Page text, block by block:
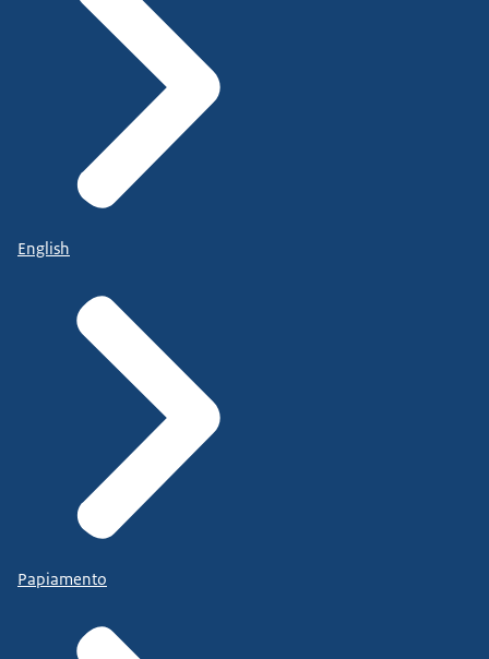
English
Papiamento